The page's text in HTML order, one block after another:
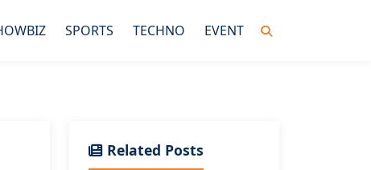
SPORTS TECHNO EVENT
Related Posts